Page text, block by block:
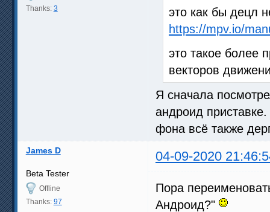
Thanks: 3
это как бы децл
https://mpv.io/
это такое более
векторов
Я сначала
андроид
фона всё также
James D 04-09-2020
Beta Tester
Offline
Thanks: 97
Пора
Андроид?"